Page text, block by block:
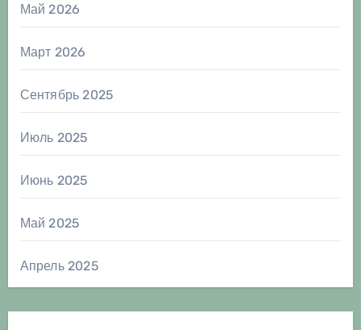
Май 2026
Март 2026
Сентябрь 2025
Июль 2025
Июнь 2025
Май 2025
Апрель 2025